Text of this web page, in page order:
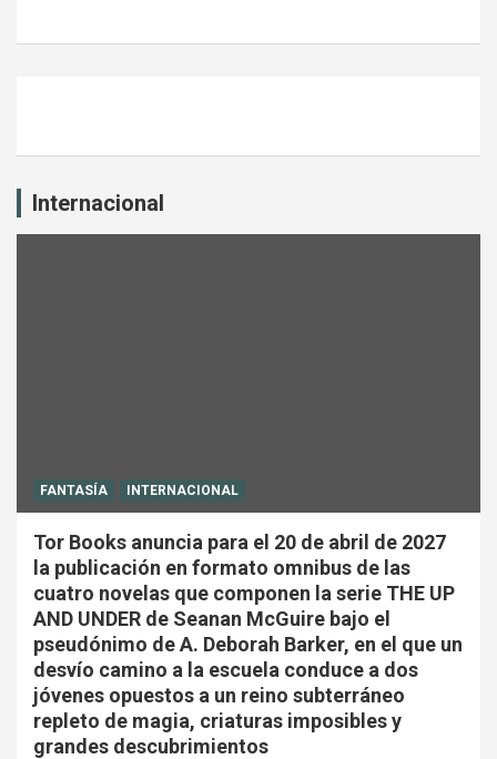
Internacional
FANTASÍA INTERNACIONAL
Tor Books anuncia para el 20 de abril de 2027
la publicación en formato omnibus de las
cuatro novelas que componen la serie THE UP
AND UNDER de Seanan McGuire bajo el
pseudónimo de A. Deborah Barker, en el que un
desvío camino a la escuela conduce a dos
jóvenes opuestos a un reino subterráneo
repleto de magia, criaturas imposibles y
grandes descubrimientos